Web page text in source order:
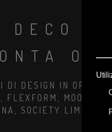
DECO
DI DESIGN IN
FLEXFORM, MOOOI.
SOCIETY